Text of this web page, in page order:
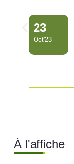
23
Oct'23
À l'affiche